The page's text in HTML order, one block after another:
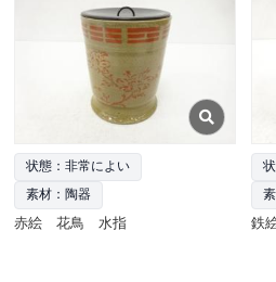
状態：非常によい
素材：陶器
赤絵 花鳥 水指 鉄